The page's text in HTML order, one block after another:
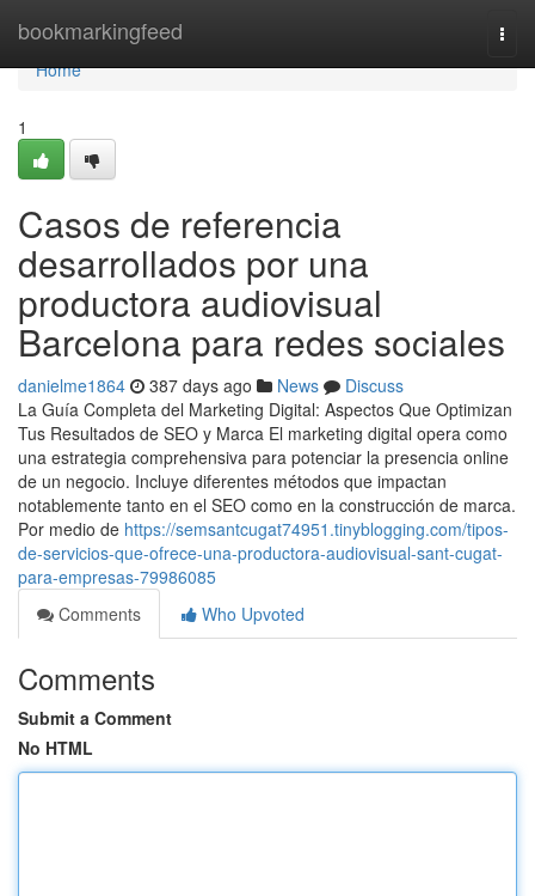
bookmarkingfeed
Home
Home
1
Casos de referencia
desarrollados por una
productora audiovisual
Barcelona para redes sociales
danielme1864 387 days ago News
Discuss
La Guía Completa del Marketing Digital: Aspectos Que Optimizan
Tus Resultados de SEO y Marca El marketing digital opera como
una estrategia comprehensiva para potenciar la presencia online
de un negocio. Incluye diferentes métodos que impactan
notablemente tanto en el SEO como en la construcción de marca.
Por medio de https://semsantcugat74951.tinyblogging.com/tipos-
de-servicios-que-ofrece-una-productora-audiovisual-sant-cugat-
para-empresas-79986085
Comments
Who Upvoted
Comments
Submit a Comment
No HTML